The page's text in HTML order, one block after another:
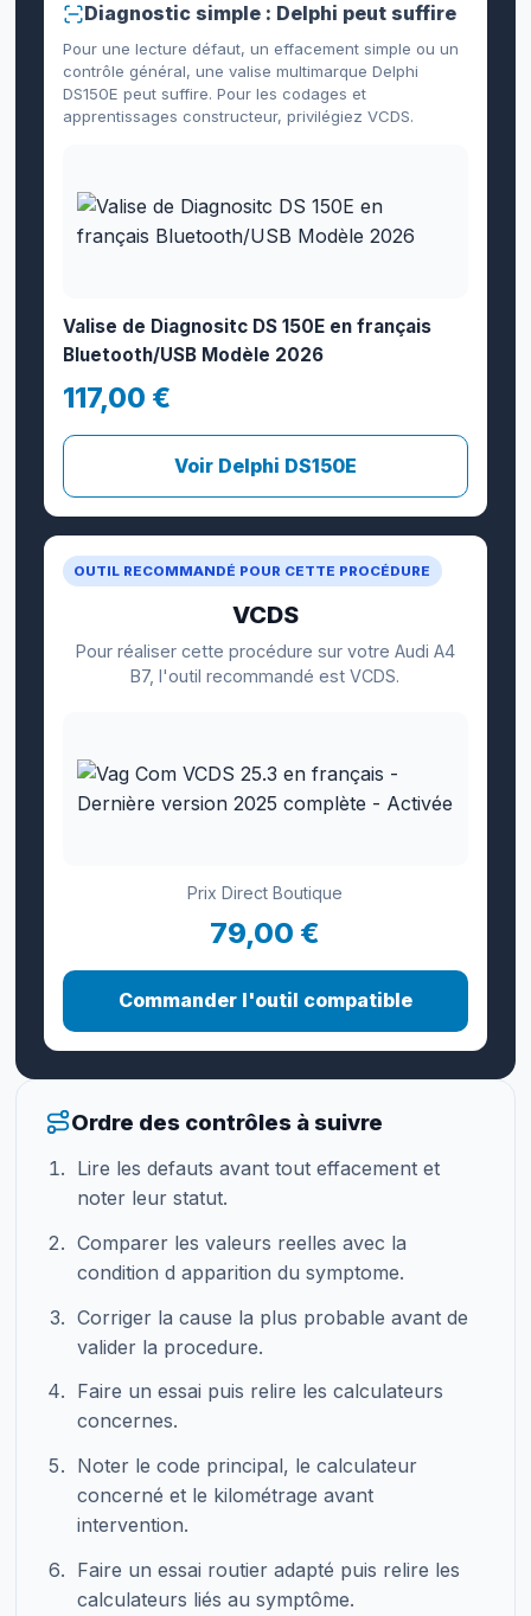
OUTIL RECOMMANDÉ POUR CETTE PROCÉDURE
VCDS
Pour réaliser cette procédure sur votre Audi A4
B7, l'outil recommandé est VCDS.
Prix Direct Boutique
79,00 €
Commander l'outil compatible
Diagnostic simple : Delphi peut suffire
Pour une lecture défaut, un effacement simple ou un
contrôle général, une valise multimarque Delphi
DS150E peut suffire. Pour les codages et
apprentissages constructeur, privilégiez VCDS.
Valise de Diagnositc DS 150E en français
Bluetooth/USB Modèle 2026
117,00 €
Voir Delphi DS150E
Ordre des contrôles à suivre
Lire les defauts avant tout effacement et
noter leur statut.
Comparer les valeurs reelles avec la
condition d apparition du symptome.
Corriger la cause la plus probable avant de
valider la procedure.
Faire un essai puis relire les calculateurs
concernes.
Noter le code principal, le calculateur
concerné et le kilométrage avant
intervention.
Faire un essai routier adapté puis relire les
calculateurs liés au symptôme.